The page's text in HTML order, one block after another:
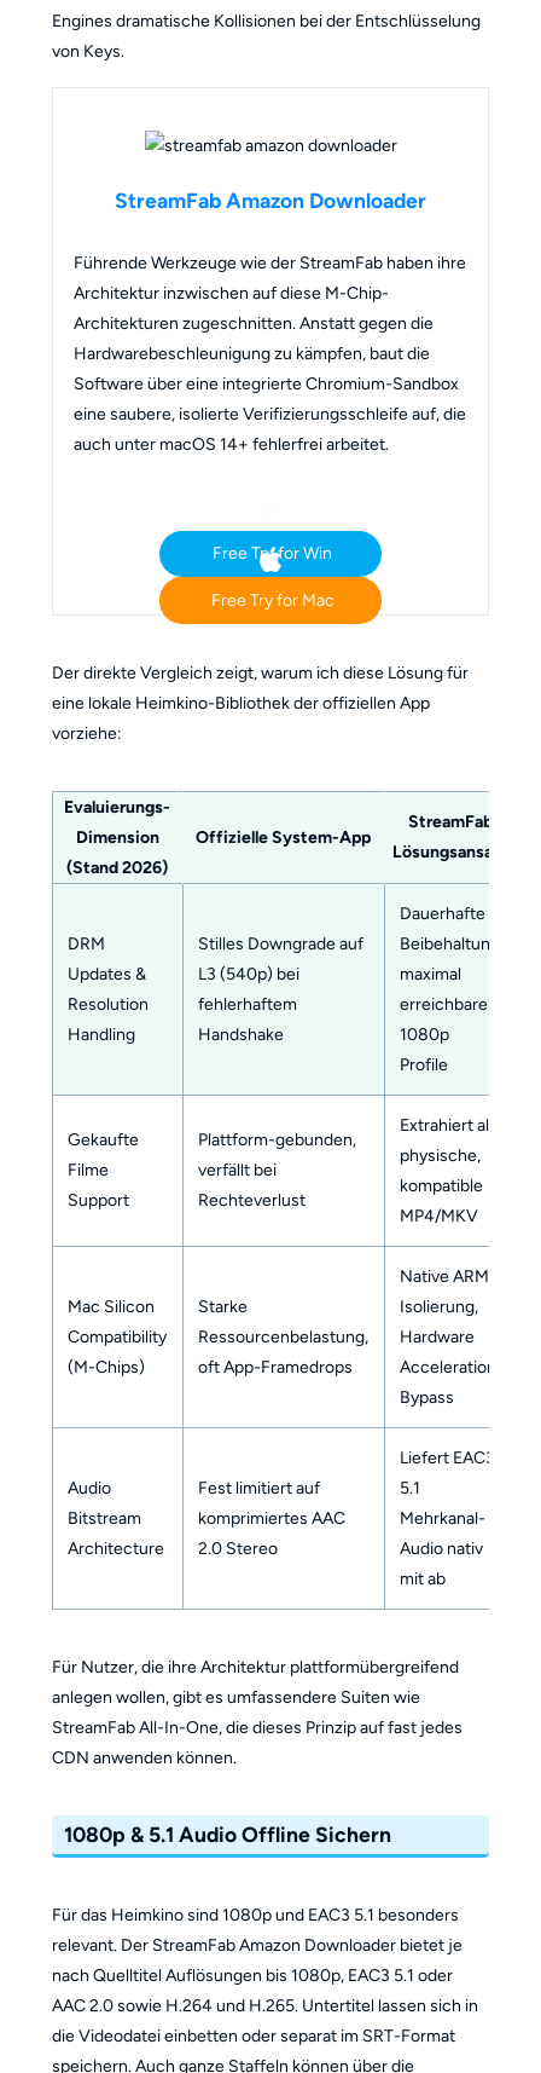
Engines dramatische Kollisionen bei der Entschlüsselung
von Keys.
StreamFab Amazon Downloader
Führende Werkzeuge wie der StreamFab haben ihre
Architektur inzwischen auf diese M-Chip-
Architekturen zugeschnitten. Anstatt gegen die
Hardwarebeschleunigung zu kämpfen, baut die
Software über eine integrierte Chromium-Sandbox
eine saubere, isolierte Verifizierungsschleife auf, die
auch unter macOS 14+ fehlerfrei arbeitet.
Free Try for Win
Free Try for Mac
Der direkte Vergleich zeigt, warum ich diese Lösung für
eine lokale Heimkino-Bibliothek der offiziellen App
vorziehe:
Evaluierungs-
Dimension
(Stand 2026)
Offizielle System-App
StreamFab
Lösungsansatz
DRM
Updates &
Resolution
Handling
Stilles Downgrade auf
L3 (540p) bei
fehlerhaftem
Handshake
Dauerhafte
Beibehaltung
maximal
erreichbarer
1080p
Profile
Gekaufte
Filme
Support
Plattform-gebunden,
verfällt bei
Rechteverlust
Extrahiert als
physische,
kompatible
MP4/MKV
Mac Silicon
Compatibility
(M-Chips)
Starke
Ressourcenbelastung,
oft App-Framedrops
Native ARM-
Isolierung,
Hardware
Acceleration
Bypass
Audio
Bitstream
Architecture
Fest limitiert auf
komprimiertes AAC
2.0 Stereo
Liefert EAC3
5.1
Mehrkanal-
Audio nativ
mit ab
Für Nutzer, die ihre Architektur plattformübergreifend
anlegen wollen, gibt es umfassendere Suiten wie
StreamFab All-In-One, die dieses Prinzip auf fast jedes
CDN anwenden können.
1080p & 5.1 Audio Offline Sichern
Für das Heimkino sind 1080p und EAC3 5.1 besonders
relevant. Der StreamFab Amazon Downloader bietet je
nach Quelltitel Auflösungen bis 1080p, EAC3 5.1 oder
AAC 2.0 sowie H.264 und H.265. Untertitel lassen sich in
die Videodatei einbetten oder separat im SRT-Format
speichern. Auch ganze Staffeln können über die